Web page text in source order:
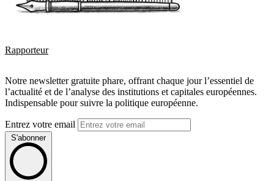
Rapporteur
Notre newsletter gratuite phare, offrant chaque jour l’essentiel de
l’actualité et de l’analyse des institutions et capitales européennes.
Indispensable pour suivre la politique européenne.
Entrez votre email
S'abonner